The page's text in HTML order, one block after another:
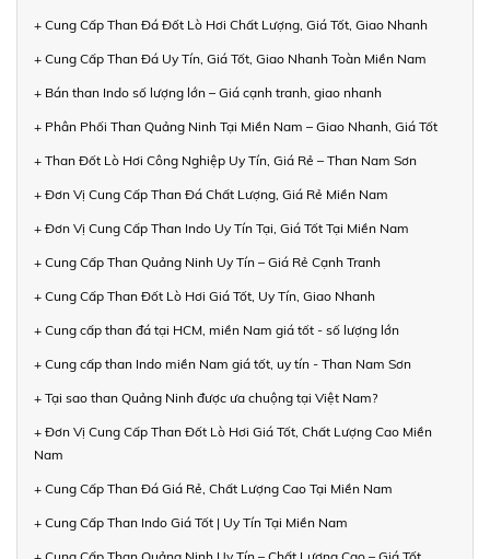
+ Cung Cấp Than Đá Đốt Lò Hơi Chất Lượng, Giá Tốt, Giao Nhanh
+ Cung Cấp Than Đá Uy Tín, Giá Tốt, Giao Nhanh Toàn Miền Nam
+ Bán than Indo số lượng lớn – Giá cạnh tranh, giao nhanh
+ Phân Phối Than Quảng Ninh Tại Miền Nam – Giao Nhanh, Giá Tốt
+ Than Đốt Lò Hơi Công Nghiệp Uy Tín, Giá Rẻ – Than Nam Sơn
+ Đơn Vị Cung Cấp Than Đá Chất Lượng, Giá Rẻ Miền Nam
+ Đơn Vị Cung Cấp Than Indo Uy Tín Tại, Giá Tốt Tại Miền Nam
+ Cung Cấp Than Quảng Ninh Uy Tín – Giá Rẻ Cạnh Tranh
+ Cung Cấp Than Đốt Lò Hơi Giá Tốt, Uy Tín, Giao Nhanh
+ Cung cấp than đá tại HCM, miền Nam giá tốt - số lượng lớn
+ Cung cấp than Indo miền Nam giá tốt, uy tín - Than Nam Sơn
+ Tại sao than Quảng Ninh được ưa chuộng tại Việt Nam?
+ Đơn Vị Cung Cấp Than Đốt Lò Hơi Giá Tốt, Chất Lượng Cao Miền
Nam
+ Cung Cấp Than Đá Giá Rẻ, Chất Lượng Cao Tại Miền Nam
+ Cung Cấp Than Indo Giá Tốt | Uy Tín Tại Miền Nam